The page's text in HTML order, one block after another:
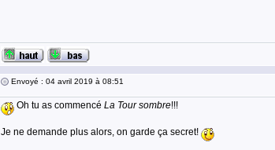
Envoyé : 04 avril 2019 à 08:51
Oh tu as commencé La Tour sombre!!!
Je ne demande plus alors, on garde ça secret!